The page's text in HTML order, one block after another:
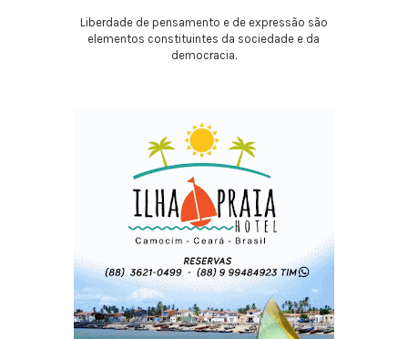
Liberdade de pensamento e de expressão são
elementos constituintes da sociedade e da
democracia.